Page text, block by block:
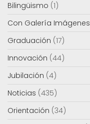
Bilingüismo (1)
Con Galería Imágenes
Graduación (17)
Innovación (44)
Jubilación (4)
Noticias (435)
Orientación (34)